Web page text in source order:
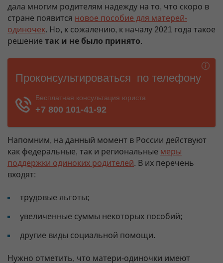
дала многим родителям надежду на то, что скоро в
стране появится новое пособие для матерей-
одиночек. Но, к сожалению, к началу 2021 года такое
решение так и не было принято.
Напомним, на данный момент в России действуют
как федеральные, так и региональные меры
поддержки одиноких родителей. В их перечень
входят:
трудовые льготы;
увеличенные суммы некоторых пособий;
другие виды социальной помощи.
Нужно отметить, что матери-одиночки имеют